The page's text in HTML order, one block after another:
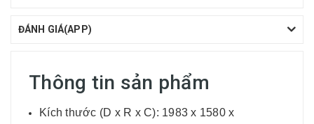
ĐÁNH GIÁ(APP)
Thông tin sản phẩm
Kích thước (D x R x C): 1983 x 1580 x